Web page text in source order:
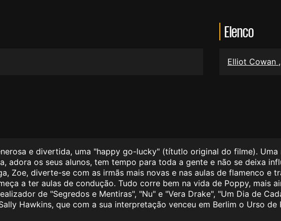
Elenco
Elliot Cowan ,
e divertida, uma "happy go-lucky" (títutlo original do filme).
adora os seus alunos, tem tempo para toda a gente e não se deixa
Zoe, diverte-se com as irmãs mais novas e nas aulas de flamenco e
a ter aulas de condução. Tudo corre bem na vida de Poppy, mais
de "Segredos e Mentiras", "Nu" e "Vera Drake", "Um Dia de
Hawkins, que com a sua interpretação venceu em Berlim o Urso de